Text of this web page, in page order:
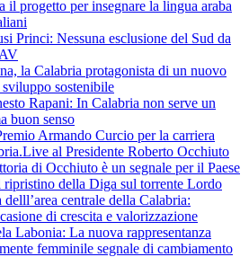
il progetto per insegnare la lingua araba
Princi: Nessuna esclusione del Sud da
la Calabria protagonista di un nuovo
sostenibile
Rapani: In Calabria non serve un
buon senso
Armando Curcio per la carriera
al Presidente Roberto Occhiuto
di Occhiuto è un segnale per il Paese
della Diga sul torrente Lordo
centrale della Calabria:
di crescita e valorizzazione
Labonia: La nuova rappresentanza
femminile segnale di cambiamento